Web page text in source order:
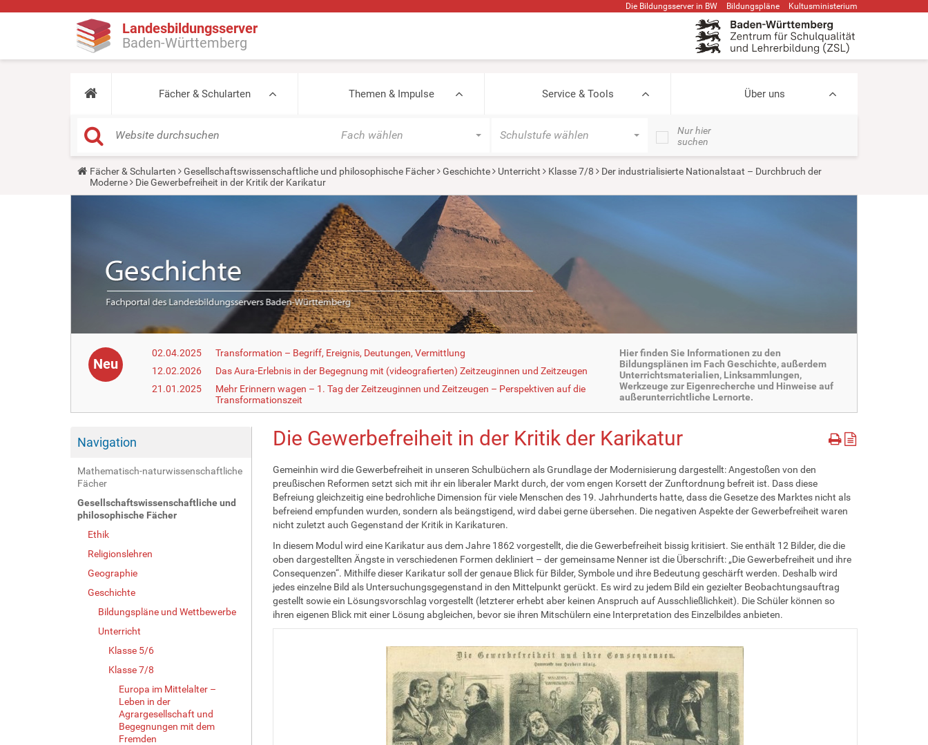
Die Bildungsserver in BW Bildungspläne Kultusministerium
Landesbildungsserver
Baden-Württemberg
Fächer & Schularten Themen & Impulse Service & Tools Über uns
Fach wählen Schulstufe wählen
Nur hier
suchen
Y
u
Fächer & Schularten Gesellschaftswissenschaftliche und philosophische Fächer Geschichte Unterricht Klasse 7/8
Der industrialisierte Nationalstaat – Durchbruch der
Moderne
Die Gewerbefreiheit in der Kritik der Karikatur
Neu
02.04.2025
Transformation – Begriff, Ereignis, Deutungen, Vermittlung
12.02.2026
Das Aura-Erlebnis in der Begegnung mit (videografierten) Zeitzeuginnen und Zeitzeugen
21.01.2025
Mehr Erinnern wagen – 1. Tag der Zeitzeuginnen und Zeitzeugen – Perspektiven auf die
Transformationszeit
Hier finden Sie Informationen zu den
Bildungsplänen im Fach Geschichte, außerdem
Unterrichtsmaterialien, Linksammlungen,
Werkzeuge zur Eigenrecherche und Hinweise auf
außerunterrichtliche Lernorte.
Navigation
Mathematisch-naturwissenschaftliche
Fächer
Gesellschaftswissenschaftliche und
philosophische Fächer
Ethik
Religionslehren
Geographie
Geschichte
Bildungspläne und Wettbewerbe
Unterricht
Klasse 5/6
Klasse 7/8
Europa im Mittelalter –
Leben in der
Agrargesellschaft und
Begegnungen mit dem
Fremden
Die Gewerbefreiheit in der Kritik der Karikatur
Gemeinhin wird die Gewerbefreiheit in unseren Schulbüchern als Grundlage der Modernisierung dargestellt: Angestoßen von den
preußischen Reformen setzt sich mit ihr ein liberaler Markt durch, der vom engen Korsett der Zunftordnung befreit ist. Dass diese
Befreiung gleichzeitig eine bedrohliche Dimension für viele Menschen des 19. Jahrhunderts hatte, dass die Gesetze des Marktes nicht als
befreiend empfunden wurden, sondern als beängstigend, wird dabei gerne übersehen. Die negativen Aspekte der Gewerbefreiheit waren
nicht zuletzt auch Gegenstand der Kritik in Karikaturen.
In diesem Modul wird eine Karikatur aus dem Jahre 1862 vorgestellt, die die Gewerbefreiheit bissig kritisiert. Sie enthält 12 Bilder, die die
oben dargestellten Ängste in verschiedenen Formen dekliniert – der gemeinsame Nenner ist die Überschrift: „Die Gewerbefreiheit und ihre
Consequenzen“. Mithilfe dieser Karikatur soll der genaue Blick für Bilder, Symbole und ihre Bedeutung geschärft werden. Deshalb wird
jedes einzelne Bild als Untersuchungsgegenstand in den Mittelpunkt gerückt. Es wird zu jedem Bild ein gezielter Beobachtungsauftrag
gestellt sowie ein Lösungsvorschlag vorgestellt (letzterer erhebt aber keinen Anspruch auf Ausschließlichkeit). Die Schüler können so
ihren eigenen Blick mit einer Lösung abgleichen, bevor sie ihren Mitschülern eine Interpretation des Einzelbildes anbieten.